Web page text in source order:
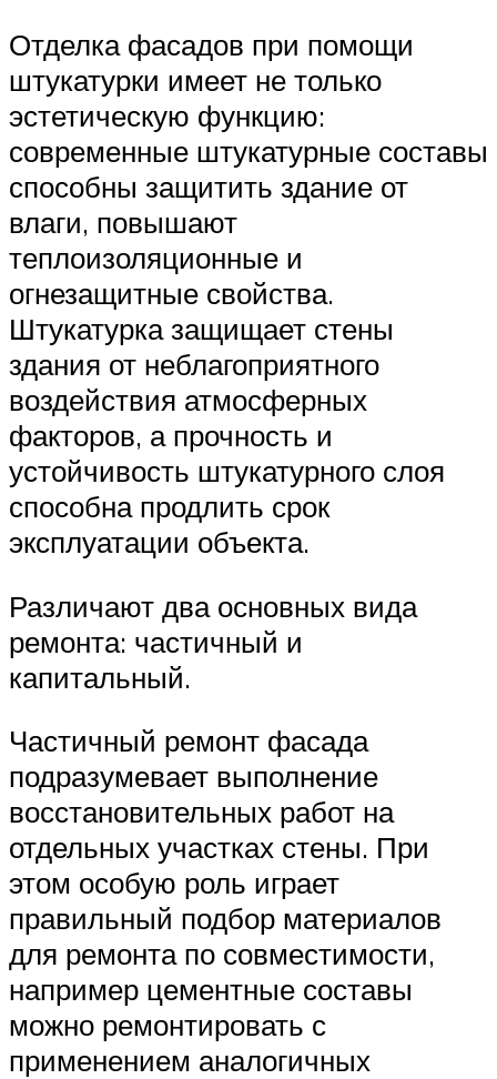
Отделка фасадов при помощи
штукатурки имеет не только
эстетическую функцию:
современные штукатурные составы
способны защитить здание от
влаги, повышают
теплоизоляционные и
огнезащитные свойства.
Штукатурка защищает стены
здания от неблагоприятного
воздействия атмосферных
факторов, а прочность и
устойчивость штукатурного слоя
способна продлить срок
эксплуатации объекта.
Различают два основных вида
ремонта: частичный и
капитальный.
Частичный ремонт фасада
подразумевает выполнение
восстановительных работ на
отдельных участках стены. При
этом особую роль играет
правильный подбор материалов
для ремонта по совместимости,
например цементные составы
можно ремонтировать с
применением аналогичных